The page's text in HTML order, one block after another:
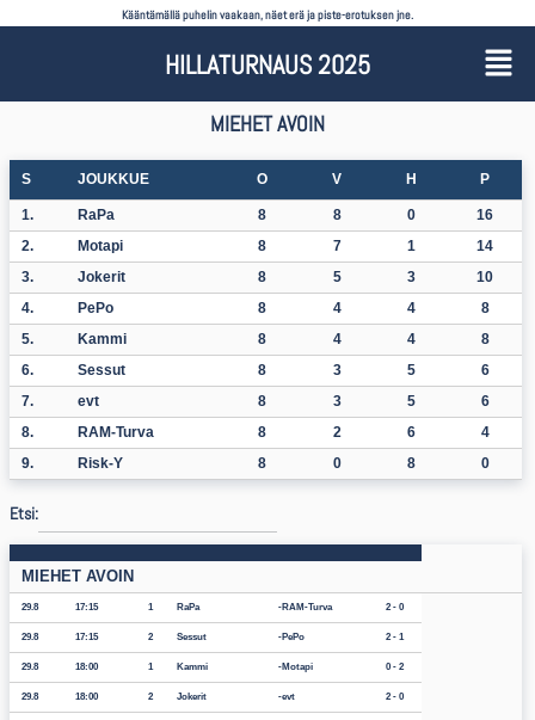
Kääntämällä puhelin vaakaan, näet erä ja piste-erotuksen jne.
HILLATURNAUS 2025
MIEHET AVOIN
S JOUKKUE O V H P
1. RaPa 8 8 0
16
2.
Motapi 8 7 1
14
3.
Jokerit 8 5 3
10
4.
PePo 8 4 4
8
5.
Kammi 8 4 4
8
6.
Sessut 8 3 5
6
7.
evt 8 3 5
6
8.
RAM-Turva 8 2 6
4
9.
Risk-Y 8 0 8 0
Etsi:
MIEHET AVOIN
29.8 17:15 1 RaPa RAM-Turva 2 - 0
29.8 17:15 2 Sessut PePo 2 - 1
29.8 18:00 1 Kammi Motapi 0 - 2
29.8 18:00 2 Jokerit evt 2 - 0